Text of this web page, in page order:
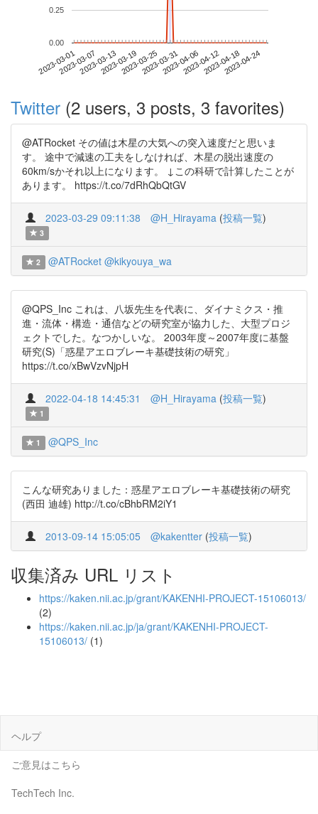
2023-03-012023-03-072023-03-132023-03-192023-03-252023-03-312023-04-062023-04-122023-04-182023-04-24
0.00
0.25
Twitter (2 users, 3 posts, 3 favorites)
@ATRocket その値は木星の大気への突入速度だと思いま
す。 途中で減速の工夫をしなければ、木星の脱出速度の
60km/sかそれ以上になります。 ↓この科研で計算したことが
あります。 https://t.co/7dRhQbQtGV
2023-03-29 09:11:38 @H_Hirayama (投稿一覧)
3
2 @ATRocket @kikyouya_wa
@QPS_Inc これは、八坂先生を代表に、ダイナミクス・推
進・流体・構造・通信などの研究室が協力した、大型プロジ
ェクトでした。なつかしいな。 2003年度～2007年度に基盤
研究(S)「惑星アエロブレーキ基礎技術の研究」
https://t.co/xBwVzvNjpH
2022-04-18 14:45:31 @H_Hirayama (投稿一覧)
1
1 @QPS_Inc
こんな研究ありました：惑星アエロブレーキ基礎技術の研究
(西田 迪雄) http://t.co/cBhbRM2iY1
2013-09-14 15:05:05 @kakentter (投稿一覧)
収集済み URL リスト
https://kaken.nii.ac.jp/grant/KAKENHI-PROJECT-15106013/
(2)
https://kaken.nii.ac.jp/ja/grant/KAKENHI-PROJECT-
15106013/ (1)
ヘルプ
ご意見はこちら
TechTech Inc.